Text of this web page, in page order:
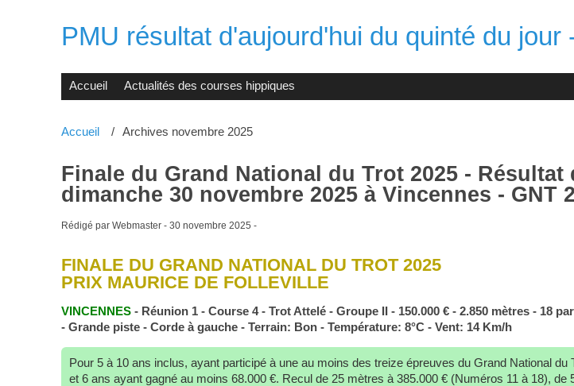
PMU résultat d'aujourd'hui du quinté du jour
Accueil Actualités des courses hippiques
Accueil Archives novembre 2025
Finale du Grand National du Trot 2025 - Résultat
dimanche 30 novembre 2025 à Vincennes - GNT
Rédigé par Webmaster - 30 novembre 2025 -
FINALE DU GRAND NATIONAL DU TROT 2025
PRIX MAURICE DE FOLLEVILLE
VINCENNES- Réunion 1 - Course 4 - Trot Attelé - Groupe II - 150.000 € - 2.850 mètres - 18
- Grande piste - Corde à gauche - Terrain: Bon - Température: 8°C - Vent: 14 Km/h
Pour 5 à 10 ans inclus, ayant participé à une au moins des treize épreuves du Grand National du
et 6 ans ayant gagné au moins 68.000 €. Recul de 25 mètres à 385.000 € (Numéros 11 à 18), de